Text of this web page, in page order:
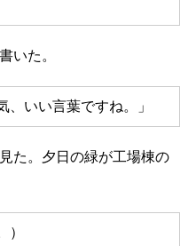
いた。
、いい言葉ですね。」
た。夕日の緑が工場棟の
）